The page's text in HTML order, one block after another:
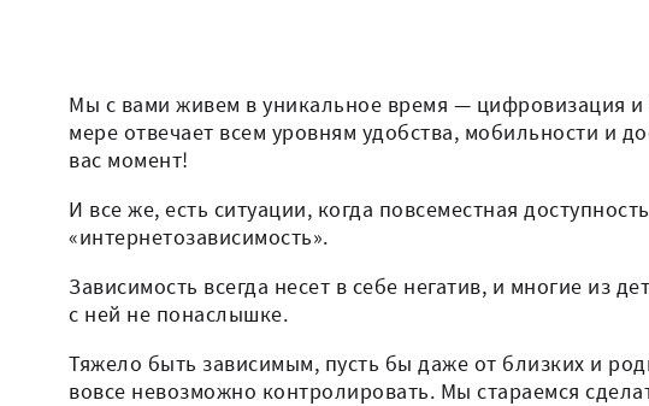
Мы с вами живем в уникальное время — цифровизация
мере отвечает всем уровням удобства, мобильности и
вас момент!
И все же, есть ситуации, когда повсеместная
«интернетозависимость».
Зависимость всегда несет в себе негатив, и многие из
с ней не понаслышке.
Тяжело быть зависимым, пусть бы даже от близких и
вовсе невозможно контролировать. Мы стараемся